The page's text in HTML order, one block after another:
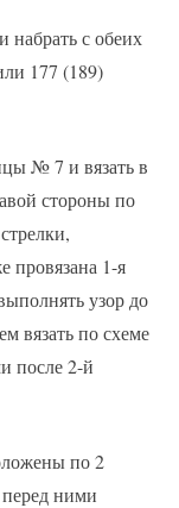
набрать с обеих
177 (189)
№ 7 и вязать в
стороны по
провязана 1-я
узор до
вязать по схеме
после 2-й
по 2
ними